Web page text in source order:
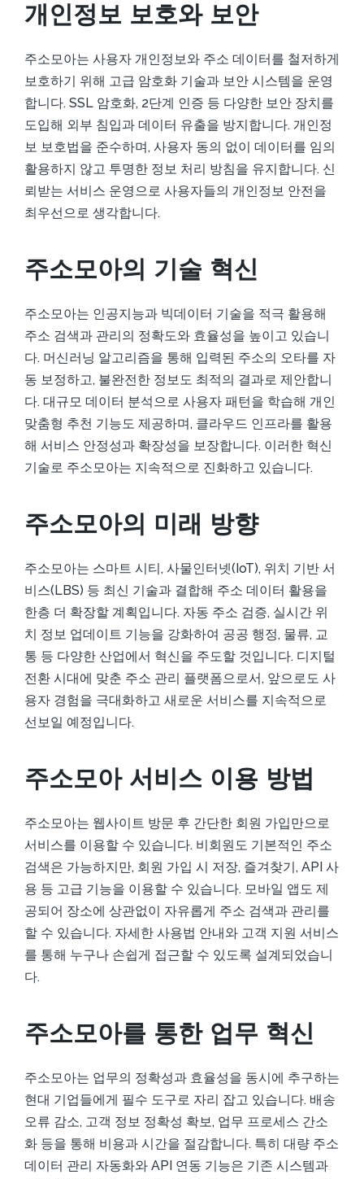
개인정보 보호와 보안
주소모아는 사용자 개인정보와 주소 데이터를 철저하게
보호하기 위해 고급 암호화 기술과 보안 시스템을 운영
합니다. SSL 암호화, 2단계 인증 등 다양한 보안 장치를
도입해 외부 침입과 데이터 유출을 방지합니다. 개인정
보 보호법을 준수하며, 사용자 동의 없이 데이터를 임의
활용하지 않고 투명한 정보 처리 방침을 유지합니다. 신
뢰받는 서비스 운영으로 사용자들의 개인정보 안전을
최우선으로 생각합니다.
주소모아의 기술 혁신
주소모아는 인공지능과 빅데이터 기술을 적극 활용해
주소 검색과 관리의 정확도와 효율성을 높이고 있습니
다. 머신러닝 알고리즘을 통해 입력된 주소의 오타를 자
동 보정하고, 불완전한 정보도 최적의 결과로 제안합니
다. 대규모 데이터 분석으로 사용자 패턴을 학습해 개인
맞춤형 추천 기능도 제공하며, 클라우드 인프라를 활용
해 서비스 안정성과 확장성을 보장합니다. 이러한 혁신
기술로 주소모아는 지속적으로 진화하고 있습니다.
주소모아의 미래 방향
주소모아는 스마트 시티, 사물인터넷(IoT), 위치 기반 서
비스(LBS) 등 최신 기술과 결합해 주소 데이터 활용을
한층 더 확장할 계획입니다. 자동 주소 검증, 실시간 위
치 정보 업데이트 기능을 강화하여 공공 행정, 물류, 교
통 등 다양한 산업에서 혁신을 주도할 것입니다. 디지털
전환 시대에 맞춘 주소 관리 플랫폼으로서, 앞으로도 사
용자 경험을 극대화하고 새로운 서비스를 지속적으로
선보일 예정입니다.
주소모아 서비스 이용 방법
주소모아는 웹사이트 방문 후 간단한 회원 가입만으로
서비스를 이용할 수 있습니다. 비회원도 기본적인 주소
검색은 가능하지만, 회원 가입 시 저장, 즐겨찾기, API 사
용 등 고급 기능을 이용할 수 있습니다. 모바일 앱도 제
공되어 장소에 상관없이 자유롭게 주소 검색과 관리를
할 수 있습니다. 자세한 사용법 안내와 고객 지원 서비스
를 통해 누구나 손쉽게 접근할 수 있도록 설계되었습니
다.
주소모아를 통한 업무 혁신
주소모아는 업무의 정확성과 효율성을 동시에 추구하는
현대 기업들에게 필수 도구로 자리 잡고 있습니다. 배송
오류 감소, 고객 정보 정확성 확보, 업무 프로세스 간소
화 등을 통해 비용과 시간을 절감합니다. 특히 대량 주소
데이터 관리 자동화와 API 연동 기능은 기존 시스템과